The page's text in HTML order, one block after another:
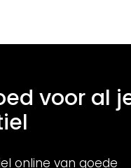
voor al
online van goede